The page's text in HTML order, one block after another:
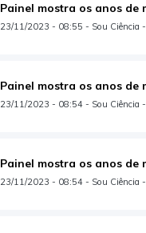
Painel mostra os anos de
23/11/2023 - 08:55 - Sou Ciência
Painel mostra os anos de
23/11/2023 - 08:54 - Sou Ciência
Painel mostra os anos de
23/11/2023 - 08:54 - Sou Ciência -